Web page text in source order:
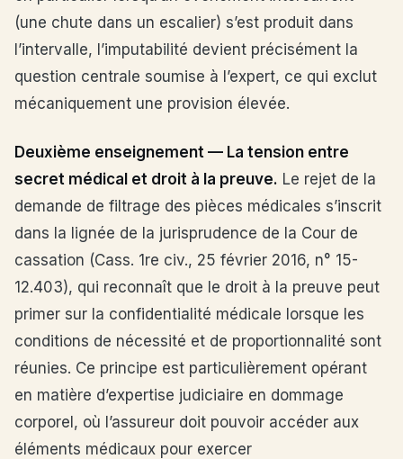
(une chute dans un escalier) s’est produit dans
l’intervalle, l’imputabilité devient précisément la
question centrale soumise à l’expert, ce qui exclut
mécaniquement une provision élevée.
Deuxième enseignement — La tension entre
secret médical et droit à la preuve. Le rejet de la
demande de filtrage des pièces médicales s’inscrit
dans la lignée de la jurisprudence de la Cour de
cassation (Cass. 1re civ., 25 février 2016, n° 15-
12.403), qui reconnaît que le droit à la preuve peut
primer sur la confidentialité médicale lorsque les
conditions de nécessité et de proportionnalité sont
réunies. Ce principe est particulièrement opérant
en matière d’expertise judiciaire en dommage
corporel, où l’assureur doit pouvoir accéder aux
éléments médicaux pour exercer